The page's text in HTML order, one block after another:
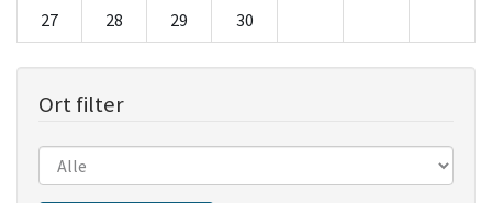
27 28 29 30
Ort filter
Sitzungen